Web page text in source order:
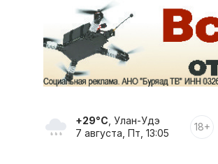
+29°C , Улан-Удэ
7 августа, Пт, 13:05
18+